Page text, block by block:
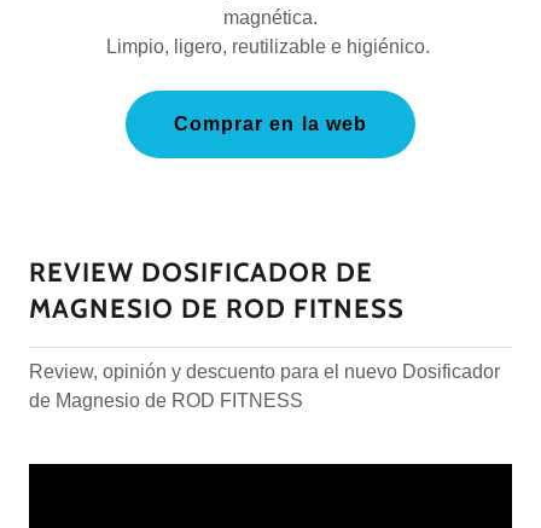
magnética.
Limpio, ligero, reutilizable e higiénico.
Comprar en la web
REVIEW DOSIFICADOR DE
MAGNESIO DE ROD FITNESS
Review, opinión y descuento para el nuevo Dosificador
de Magnesio de ROD FITNESS